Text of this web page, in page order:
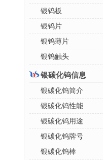
银钨板
银钨片
银钨薄片
银钨触头
银碳化钨信息
银碳化钨简介
银碳化钨性能
银碳化钨用途
银碳化钨牌号
银碳化钨棒